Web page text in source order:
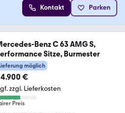
Kontakt Parken
Benz C 63 AMG S,
Sitze, Burmester
möglich
€
zzgl. Lieferkosten
Preis